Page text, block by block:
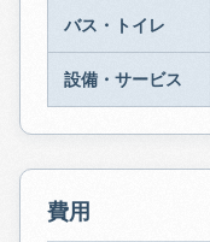
バス・トイレ
設備・サービス
費用